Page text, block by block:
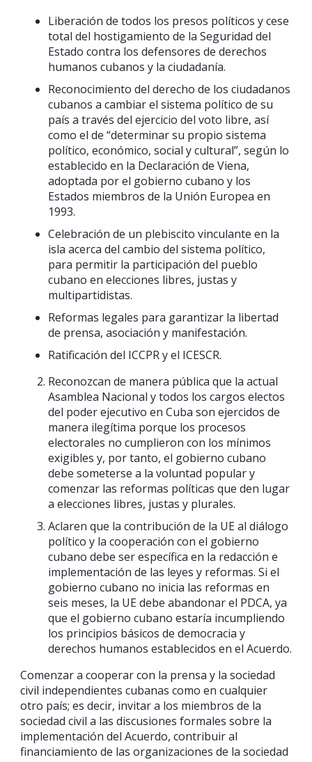
Liberación de todos los presos políticos y cese
total del hostigamiento de la Seguridad del
Estado contra los defensores de derechos
humanos cubanos y la ciudadanía.
Reconocimiento del derecho de los ciudadanos
cubanos a cambiar el sistema político de su
país a través del ejercicio del voto libre, así
como el de “determinar su propio sistema
político, económico, social y cultural”, según lo
establecido en la Declaración de Viena,
adoptada por el gobierno cubano y los
Estados miembros de la Unión Europea en
1993.
Celebración de un plebiscito vinculante en la
isla acerca del cambio del sistema político,
para permitir la participación del pueblo
cubano en elecciones libres, justas y
multipartidistas.
Reformas legales para garantizar la libertad
de prensa, asociación y manifestación.
Ratificación del ICCPR y el ICESCR.
Reconozcan de manera pública que la actual
Asamblea Nacional y todos los cargos electos
del poder ejecutivo en Cuba son ejercidos de
manera ilegítima porque los procesos
electorales no cumplieron con los mínimos
exigibles y, por tanto, el gobierno cubano
debe someterse a la voluntad popular y
comenzar las reformas políticas que den lugar
a elecciones libres, justas y plurales.
Aclaren que la contribución de la UE al diálogo
político y la cooperación con el gobierno
cubano debe ser específica en la redacción e
implementación de las leyes y reformas. Si el
gobierno cubano no inicia las reformas en
seis meses, la UE debe abandonar el PDCA, ya
que el gobierno cubano estaría incumpliendo
los principios básicos de democracia y
derechos humanos establecidos en el Acuerdo.
Comenzar a cooperar con la prensa y la sociedad
civil independientes cubanas como en cualquier
otro país; es decir, invitar a los miembros de la
sociedad civil a las discusiones formales sobre la
implementación del Acuerdo, contribuir al
financiamiento de las organizaciones de la sociedad